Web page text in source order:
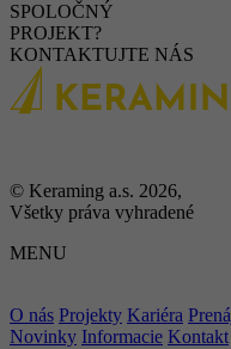
SPOLOČNÝ
PROJEKT?
KONTAKTUJTE NÁS
© Keraming a.s. 2026,
Všetky práva vyhradené
MENU
O nás Projekty Kariéra
Novinky Informacie Kontakt